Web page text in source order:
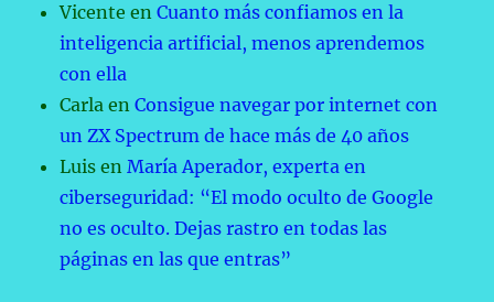
Vicente enCuanto más confiamos en la
inteligencia artificial, menos aprendemos
con ella
Carla enConsigue navegar por internet con
un ZX Spectrum de hace más de 40 años
Luis enMaría Aperador, experta en
ciberseguridad: “El modo oculto de Google
no es oculto. Dejas rastro en todas las
páginas en las que entras”